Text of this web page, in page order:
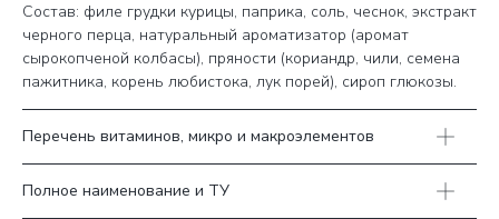
Состав: филе грудки курицы, паприка, соль, чеснок, экстракт
черного перца, натуральный ароматизатор (аромат
сырокопченой колбасы), пряности (кориандр, чили, семена
пажитника, корень любистока, лук порей), сироп глюкозы.
Перечень витаминов, микро и макроэлементов
Полное наименование и ТУ